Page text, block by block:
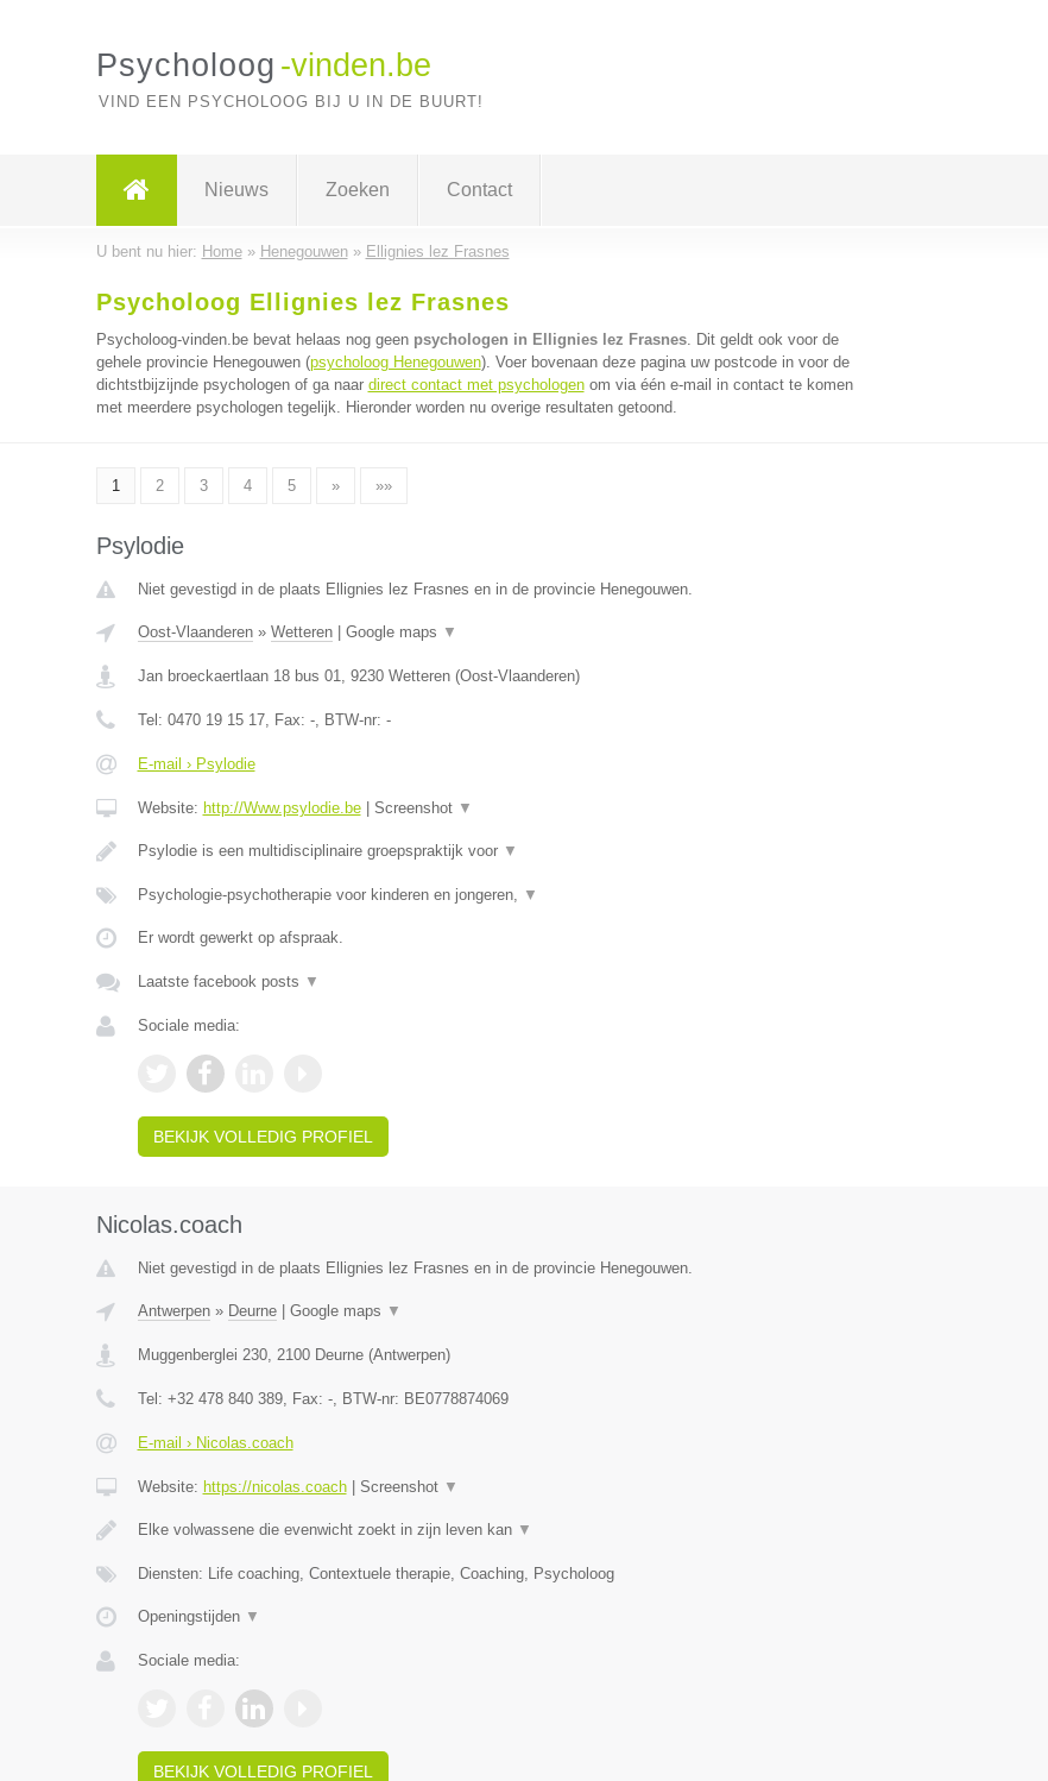
Psycholoog -vinden.be
VIND EEN PSYCHOLOOG BIJ U IN DE BUURT!
Nieuws Zoeken Contact
U bent nu hier: Home» Henegouwen» Ellignies lez Frasnes
Psycholoog Ellignies lez Frasnes
Psycholoog-vinden.be bevat helaas nog geen psychologen in Ellignies lez Frasnes. Dit geldt ook voor de
gehele provincie Henegouwen (psycholoog Henegouwen). Voer bovenaan deze pagina uw postcode in voor de
dichtstbijzijnde psychologen of ga naar direct contact met psychologenom via één e-mail in contact te komen
met meerdere psychologen tegelijk. Hieronder worden nu overige resultaten getoond.
1 2 3 4 5 » »»
Psylodie
Niet gevestigd in de plaats Ellignies lez Frasnes en in de provincie Henegouwen.
Oost-Vlaanderen» Wetteren| Google maps ▼
Jan broeckaertlaan 18 bus 01, 9230 Wetteren(Oost-Vlaanderen)
Tel: 0470 19 15 17, Fax: -, BTW-nr: -
E-mail › Psylodie
Website: http://Www.psylodie.be| Screenshot ▼
Psylodie is een multidisciplinaire groepspraktijk voor ▼
Psychologie-psychotherapie voor kinderen en jongeren, ▼
Er wordt gewerkt op afspraak.
Laatste facebook posts ▼
Sociale media:
BEKIJK VOLLEDIG PROFIEL
Nicolas.coach
Niet gevestigd in de plaats Ellignies lez Frasnes en in de provincie Henegouwen.
Antwerpen» Deurne| Google maps ▼
Muggenberglei 230, 2100 Deurne(Antwerpen)
Tel: +32 478 840 389, Fax: -, BTW-nr: BE0778874069
E-mail › Nicolas.coach
Website: https://nicolas.coach| Screenshot ▼
Elke volwassene die evenwicht zoekt in zijn leven kan ▼
Diensten: Life coaching, Contextuele therapie, Coaching, Psycholoog
Openingstijden ▼
Sociale media:
BEKIJK VOLLEDIG PROFIEL